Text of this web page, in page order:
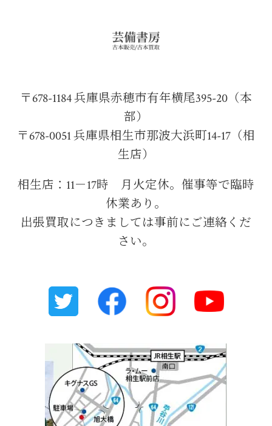
〒678-1184 兵庫県赤穂市有年横尾395-20（本
部）
〒678-0051 兵庫県相生市那波大浜町14-17（相
生店）
相生店：11－17時 月火定休。催事等で臨時
休業あり。
出張買取につきましては事前にご連絡くだ
さい。